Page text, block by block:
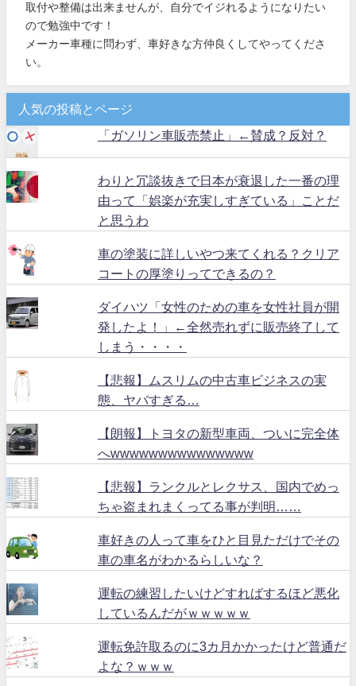
取付や整備は出来ませんが、自分でイジれるようになりたい
ので勉強中です！
メーカー車種に問わず、車好きな方仲良くしてやってくださ
い。
人気の投稿とページ
「ガソリン車販売禁止」←賛成？反対？
わりと冗談抜きで日本が衰退した一番の理
由って「娯楽が充実しすぎている」ことだ
と思うわ
車の塗装に詳しいやつ来てくれる？クリア
コートの厚塗りってできるの？
ダイハツ「女性のための車を女性社員が開
発したよ！」←全然売れずに販売終了して
しまう・・・・
【悲報】ムスリムの中古車ビジネスの実
態、ヤバすぎる…
【朗報】トヨタの新型車両、ついに完全体
へwwwwwwwwwwwwwww
【悲報】ランクルとレクサス、国内でめっ
ちゃ盗まれまくってる事が判明……
車好きの人って車をひと目見ただけでその
車の車名がわかるらしいな？
運転の練習したいけどすればするほど悪化
しているんだがｗｗｗｗｗ
運転免許取るのに3カ月かかったけど普通だ
よな？ｗｗｗ